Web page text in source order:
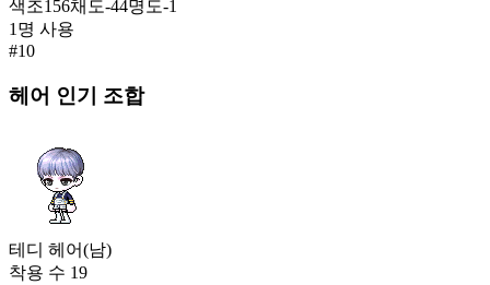
색조156채도-44명도-1
1 명 사용
#10
헤어 인기 조합
테디 헤어(남)
착용 수 19